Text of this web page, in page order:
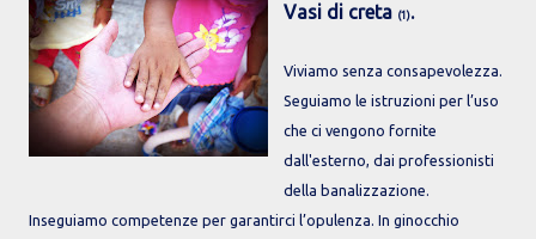
Vasi di creta (1).
Viviamo senza consapevolezza.
Seguiamo le istruzioni per l’uso
che ci vengono fornite
dall'esterno, dai professionisti
della banalizzazione.
Inseguiamo competenze per garantirci l’opulenza. In ginocchio